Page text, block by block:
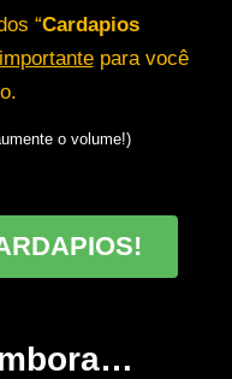
“Cardapios
para você
o volume!)